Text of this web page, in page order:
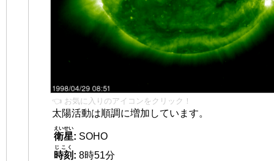
👈 お気に入りのアイコンをクリック！
太陽活動は順調に増加しています。
衛星
えいせい
: SOHO
時刻
じこく
: 8時51分